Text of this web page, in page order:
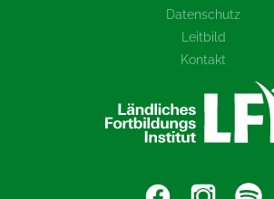
Datenschutz
Leitbild
Kontakt